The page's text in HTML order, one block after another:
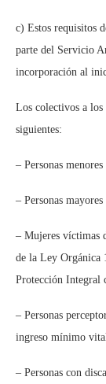
c) Estos requisitos
parte del Servicio
incorporación al
Los colectivos a los
siguientes:
– Personas menores
– Personas mayores
– Mujeres víctimas
de la Ley Orgánica
Protección Integral
– Personas
ingreso mínimo
– Personas con